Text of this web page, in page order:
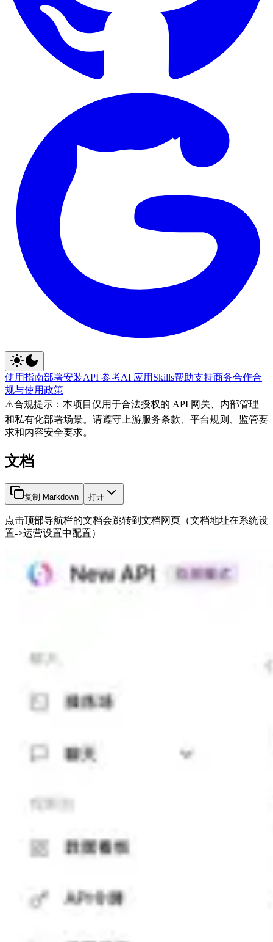
使用指南部署安装API 参考AI 应用 Skills帮助支持商务合作合
规与使用政策
⚠️合规提示：本项目仅用于合法授权的 API 网关、内部管理
和私有化部署场景。请遵守上游服务条款、平台规则、监管要
求和内容安全要求。
文档
复制 Markdown 打开
点击顶部导航栏的文档会跳转到文档网页（文档地址在系统设
置->运营设置中配置）